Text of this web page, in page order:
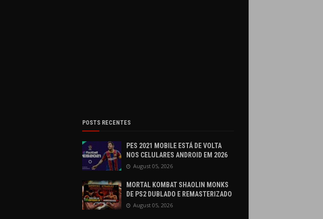
POSTS RECENTES
PES 2021 MOBILE ESTÁ DE VOLTA
NOS CELULARES ANDROID EM 2026
August 05, 2026
MORTAL KOMBAT SHAOLIN MONKS
DE PS2 DUBLADO E REMASTERIZADO
August 05, 2026